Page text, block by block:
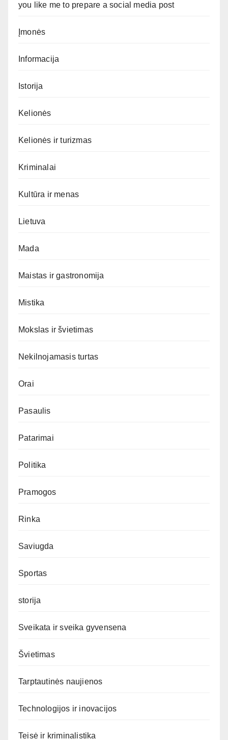
you like me to prepare a social media post
Įmonės
Informacija
Istorija
Kelionės
Kelionės ir turizmas
Kriminalai
Kultūra ir menas
Lietuva
Mada
Maistas ir gastronomija
Mistika
Mokslas ir švietimas
Nekilnojamasis turtas
Orai
Pasaulis
Patarimai
Politika
Pramogos
Rinka
Saviugda
Sportas
storija
Sveikata ir sveika gyvensena
Švietimas
Tarptautinės naujienos
Technologijos ir inovacijos
Teisė ir kriminalistika